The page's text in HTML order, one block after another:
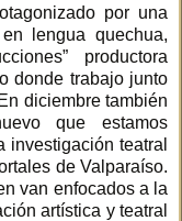
por una
lengua quechua,
productora
donde trabajo junto
diciembre también
que estamos
investigación teatral
de Valparaíso.
van enfocados a la
artística y teatral